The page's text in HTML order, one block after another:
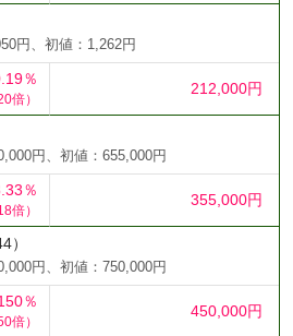
円、初値：1,262円
％
倍）
212,000円
円、初値：655,000円
％
倍）
355,000円
）
円、初値：750,000円
％
倍）
450,000円